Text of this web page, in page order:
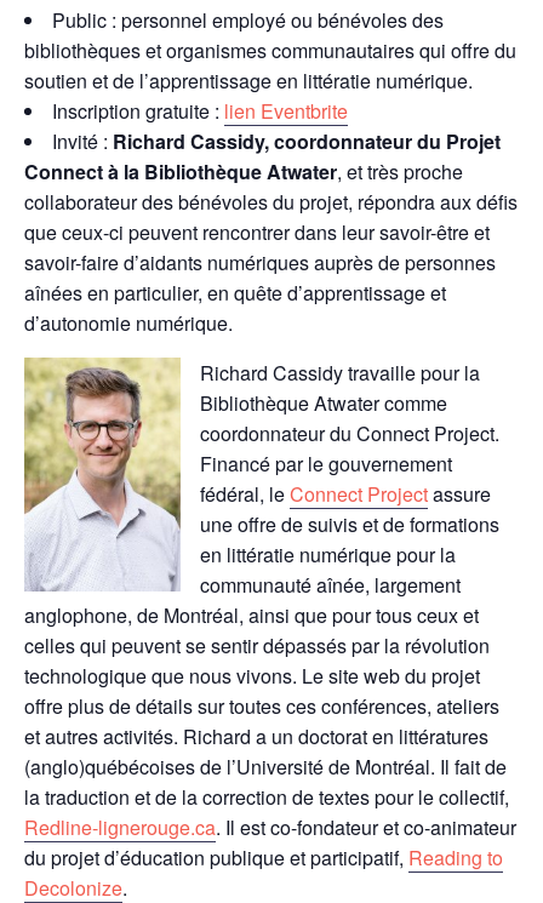
Public : personnel employé ou bénévoles des
bibliothèques et organismes communautaires qui offre du
soutien et de l’apprentissage en littératie numérique.
Inscription gratuite : lien Eventbrite
Invité : Richard Cassidy, coordonnateur du Projet
Connect à la Bibliothèque Atwater, et très proche
collaborateur des bénévoles du projet, répondra aux défis
que ceux-ci peuvent rencontrer dans leur savoir-être et
savoir-faire d’aidants numériques auprès de personnes
aînées en particulier, en quête d’apprentissage et
d’autonomie numérique.
Richard Cassidy travaille pour la
Bibliothèque Atwater comme
coordonnateur du Connect Project.
Financé par le gouvernement
fédéral, leConnect Projectassure
une offre de suivis et de formations
en littératie numérique pour la
communauté aînée, largement
anglophone, de Montréal, ainsi que pour tous ceux et
celles qui peuvent se sentir dépassés par la révolution
technologique que nous vivons. Le site web du projet
offre plus de détails sur toutes ces conférences, ateliers
et autres activités. Richard a un doctorat en littératures
(anglo)québécoises de l’Université de Montréal. Il fait de
la traduction et de la correction de textes pour le collectif,
Redline-lignerouge.ca. Il est co-fondateur et co-animateur
du projet d’éducation publique et participatif, Reading to
Decolonize.